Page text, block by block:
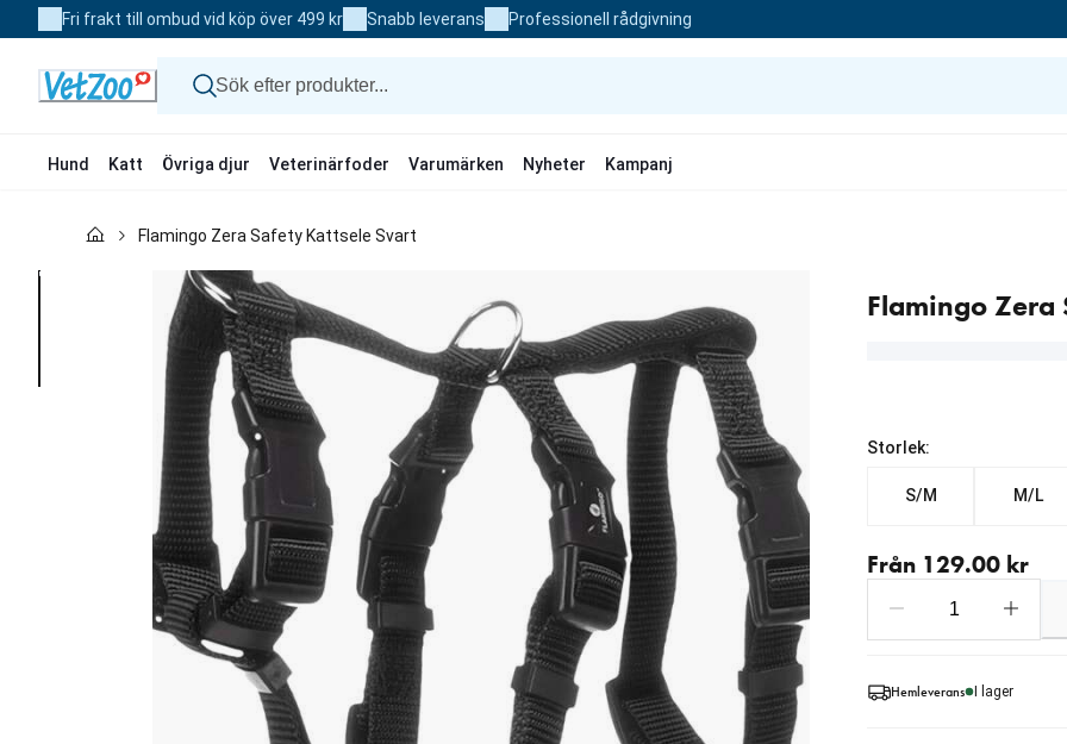
to
Fri frakt till ombud vid köp över 499 kr Snabb leverans Professionell rådgivning
Hund Katt Övriga djur Veterinärfoder Varumärken Nyheter Kampanj
Flamingo Zera Safety Kattsele Svart
Flamingo Zera
Storlek:
S/M M/L
Från 129.00 kr
Hemleverans I lager